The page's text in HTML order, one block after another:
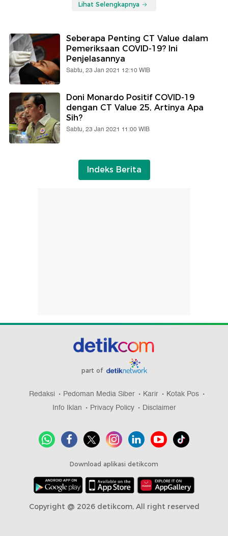
Lihat Selengkapnya
Seberapa Penting CT Value dalam
Pemeriksaan COVID-19? Ini
Penjelasannya
Sabtu, 23 Jan 2021 12:10 WIB
Doni Monardo Positif COVID-19
dengan CT Value 25, Artinya Apa
Sih?
Sabtu, 23 Jan 2021 11:00 WIB
Indeks Berita
part of
Redaksi Pedoman Media Siber Karir
Kotak Pos
Info Iklan
Privacy Policy Disclaimer
Download aplikasi detikcom
Copyright @ 2026 detikcom, All right reserved